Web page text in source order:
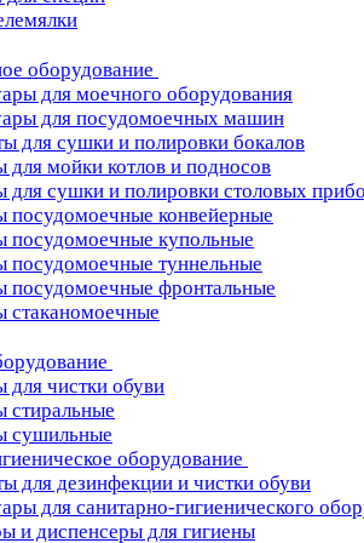
оборудование
для моечного оборудования
для посудомоечных машин
для сушки и полировки бокалов
мойки котлов и подносов
сушки и полировки столовых
конвейерные
купольные
туннельные
фронтальные
чистки обуви
оборудование
для дезинфекции и чистки обуви
для санитарно-гигиенического
и диспенсеры для гигиены